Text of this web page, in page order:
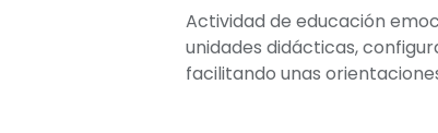
Actividad de educación
unidades didácticas,
facilitando unas